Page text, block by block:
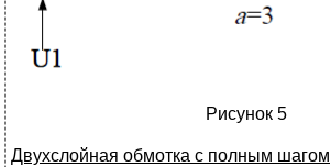
Рисунок 5
Двухслойная обмотка с полным шагом